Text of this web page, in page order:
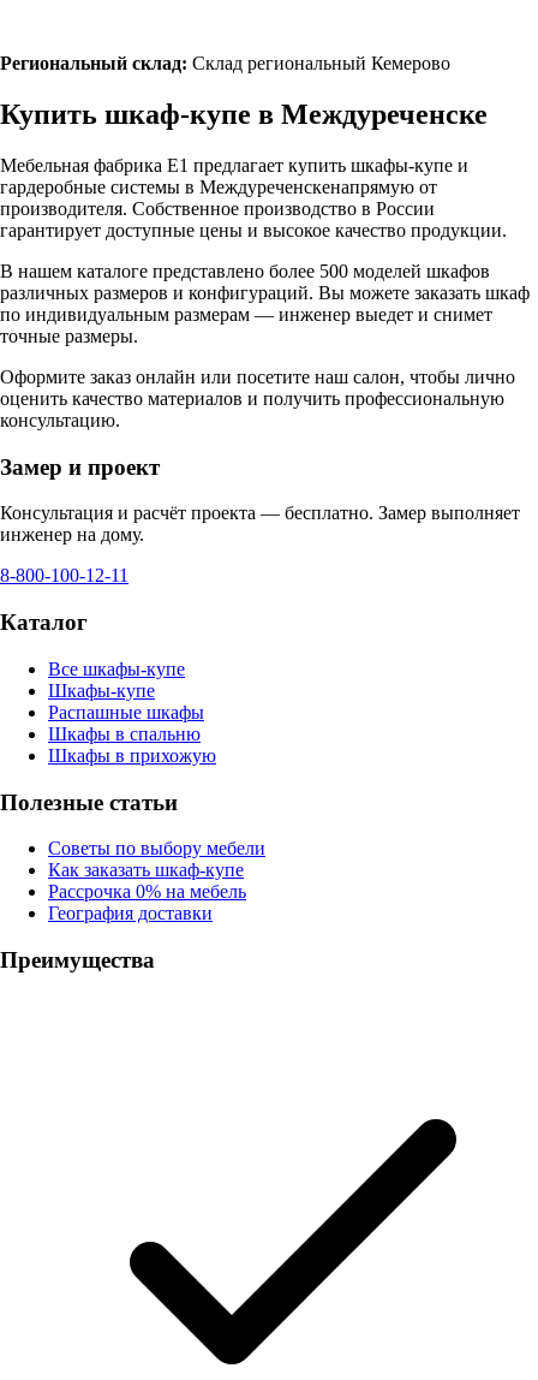
Региональный склад: Склад региональный Кемерово
Купить шкаф-купе в Междуреченске
Мебельная фабрика Е1 предлагает купить шкафы-купе и
гардеробные системы в Междуреченскенапрямую от
производителя. Собственное производство в России
гарантирует доступные цены и высокое качество продукции.
В нашем каталоге представлено более 500 моделей шкафов
различных размеров и конфигураций. Вы можете заказать шкаф
по индивидуальным размерам — инженер выедет и снимет
точные размеры.
Оформите заказ онлайн или посетите наш салон, чтобы лично
оценить качество материалов и получить профессиональную
консультацию.
Замер и проект
Консультация и расчёт проекта — бесплатно. Замер выполняет
инженер на дому.
8-800-100-12-11
Каталог
Все шкафы-купе
Шкафы-купе
Распашные шкафы
Шкафы в спальню
Шкафы в прихожую
Полезные статьи
Советы по выбору мебели
Как заказать шкаф-купе
Рассрочка 0% на мебель
География доставки
Преимущества